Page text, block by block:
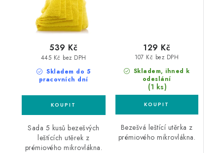
Skladem do 5
pracovních dní
445 Kč bez DPH
539 Kč
Sada 5 kusů bezešvých
leštících utěrek z
prémiového mikrovlákna.
Skladem, ihned k
odeslání
(1 ks)
107 Kč bez DPH
129 Kč
Bezešvá leštící utěrka z
prémiového mikrovlákna.